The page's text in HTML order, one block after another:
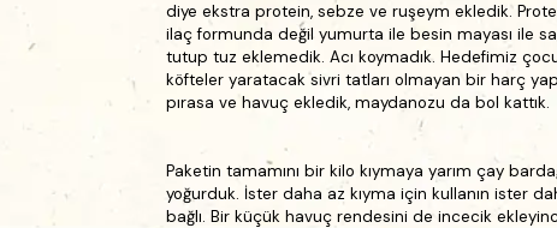
diye ekstra protein, sebze ve ruşeym ekledik.
ilaç formunda değil yumurta ile besin mayası ile
tutup tuz eklemedik. Acı koymadık. Hedefimiz
köfteler yaratacak sivri tatları olmayan bir harç
pırasa ve havuç ekledik, maydanozu da bol kattık.
Paketin tamamını bir kilo kıymaya yarım çay
yoğurduk. İster daha az kıyma için kullanın ister
bağlı. Bir küçük havuç rendesini de incecik